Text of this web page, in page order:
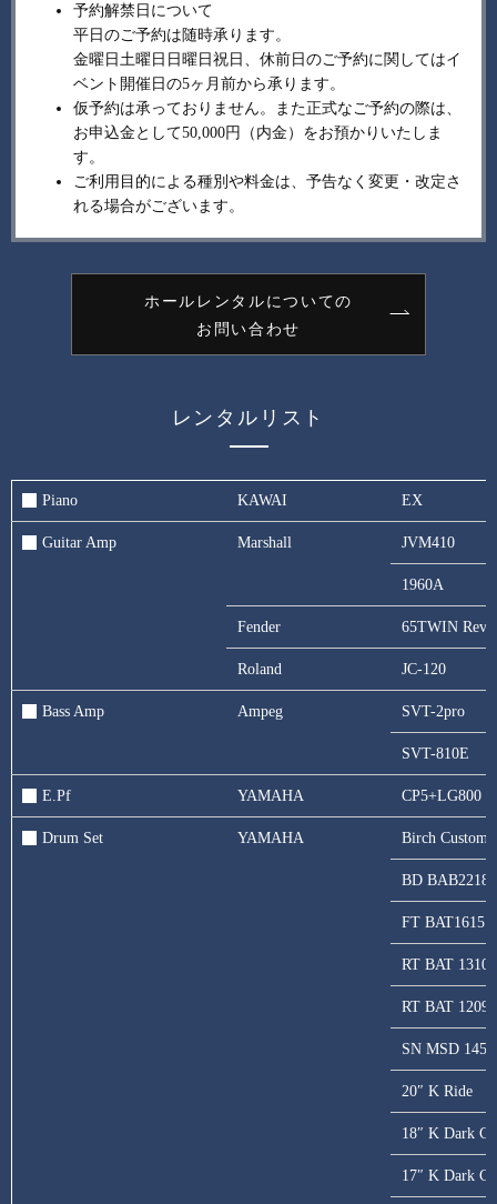
予約解禁日について
平日のご予約は随時承ります。
金曜日土曜日日曜日祝日、休前日のご予約に関してはイ
ベント開催日の5ヶ月前から承ります。
仮予約は承っておりません。また正式なご予約の際は、
お申込金として50,000円（内金）をお預かりいたしま
す。
ご利用目的による種別や料金は、予告なく変更・改定さ
れる場合がございます。
ホールレンタルについての
お問い合わせ
レンタルリスト
Piano KAWAI EX
Guitar Amp Marshall JVM410
1960A
Fender 65TWIN
Roland JC-120
Bass Amp Ampeg SVT-2pro
SVT-810E
E.Pf YAMAHA CP5+LG800
Drum Set YAMAHA Birch Custom
BD BAB2218
FT BAT1615
RT BAT 1310
RT BAT 1209
SN MSD 1455
20″ K Ride
18″ K Dark
17″ K Dark